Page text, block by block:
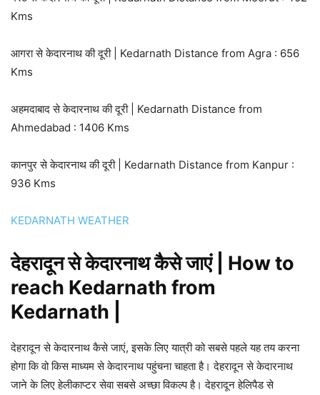
Kms
आगरा से केदारनाथ की दूरी | Kedarnath Distance from Agra : 656
Kms
अहमदाबाद से केदारनाथ की दूरी | Kedarnath Distance from
Ahmedabad : 1406 Kms
कानपुर से केदारनाथ की दूरी | Kedarnath Distance from Kanpur :
936 Kms
KEDARNATH WEATHER
देहरादून से केदारनाथ कैसे जाएं | How to
reach Kedarnath from
Kedarnath |
देहरादून से केदारनाथ कैसे जाएं, इसके लिए यात्री को सबसे पहले यह तय करना
होगा कि वो किस माध्यम से केदारनाथ पहुंचना चाहता है। देहरादून से केदारनाथ
जाने के लिए हेलीकाप्टर सेवा सबसे अच्छा विकल्प है। देहरादून हेलिपैड से